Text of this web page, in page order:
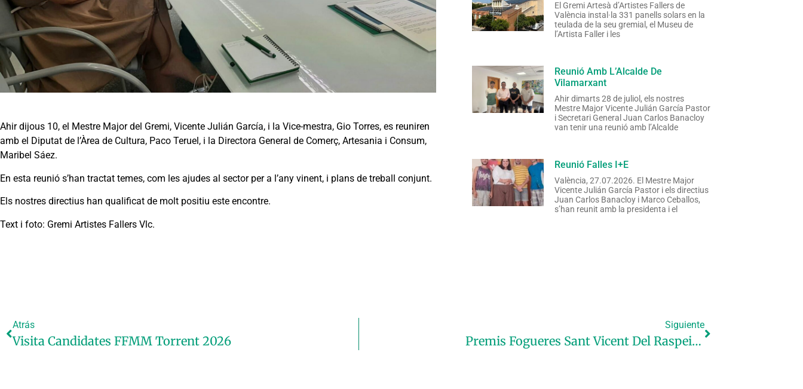
Ahir dijous 10, el Mestre Major del Gremi, Vicente Julián García, i la Vice-mestra, Gio Torres, es reuniren
amb el Diputat de l’Àrea de Cultura, Paco Teruel, i la Directora General de Comerç, Artesania i Consum,
Maribel Sáez.
En esta reunió s’han tractat temes, com les ajudes al sector per a l’any vinent, i plans de treball conjunt.
Els nostres directius han qualificat de molt positiu este encontre.
Text i foto: Gremi Artistes Fallers Vlc.
El Gremi Artesà d’Artistes Fallers de
València instal·la 331 panells solars en la
teulada de la seu gremial, el Museu de
l’Artista Faller i les
Reunió Amb L’Alcalde De
Vilamarxant
Ahir dimarts 28 de juliol, els nostres
Mestre Major Vicente Julián García Pastor
i Secretari General Juan Carlos Banacloy
van tenir una reunió amb l’Alcalde
Reunió Falles I+E
València, 27.07.2026. El Mestre Major
Vicente Julián García Pastor i els directius
Juan Carlos Banacloy i Marco Ceballos,
s’han reunit amb la presidenta i el
Atrás
Visita Candidates FFMM Torrent 2026
Siguiente
Premis Fogueres Sant Vicent Del Raspeig 2025 (1)